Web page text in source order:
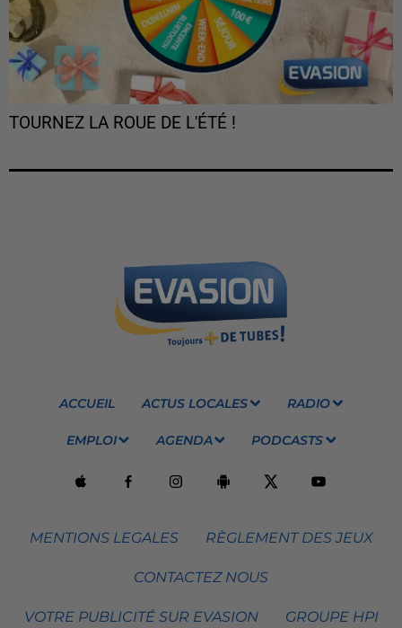
TOURNEZ LA ROUE DE L'ÉTÉ !
ACCUEIL ACTUS LOCALES RADIO
EMPLOI AGENDA PODCASTS
MENTIONS LEGALES RÈGLEMENT DES JEUX
CONTACTEZ NOUS
VOTRE PUBLICITÉ SUR EVASION GROUPE HPI